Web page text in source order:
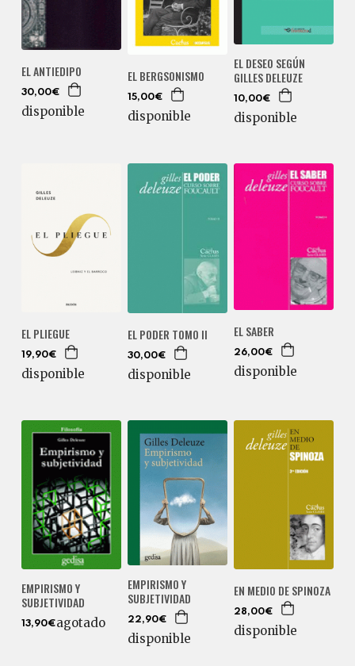
EL ANTIEDIPO
30,00€
disponible
EL BERGSONISMO
15,00€
disponible
EL DESEO SEGÚN
GILLES DELEUZE
10,00€
disponible
EL PLIEGUE
19,90€
disponible
EL PODER TOMO II
30,00€
disponible
EL SABER
26,00€
disponible
EMPIRISMO Y
SUBJETIVIDAD
13,90€agotado
EMPIRISMO Y
SUBJETIVIDAD
22,90€
disponible
EN MEDIO DE SPINOZA
28,00€
disponible